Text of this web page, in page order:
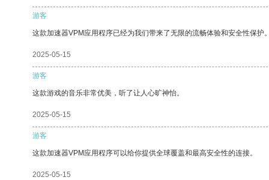
游客
这款加速器VPM应用程序已经为我们带来了无限的流畅体验和安全性保护
2025-05-15
游客
这款游戏的音乐非常优美，听了让人心旷神怡。
2025-05-15
游客
这款加速器VPM应用程序可以给你提供全球覆盖和最高安全性的连接。
2025-05-15